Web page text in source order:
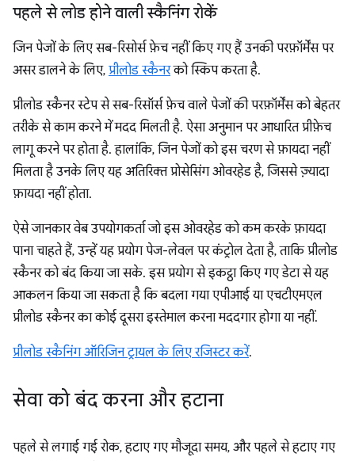
पहले से लोड होने वाली स्कैनिंग रोकें
जिन पेजों के लिए सब-रिसोर्स फ़ेच नहीं किए गए हैं उनकी परफ़ॉर्मेंस पर
असर डालने के लिए, प्रीलोड स्कैनरको स्किप करता है.
प्रीलोड स्कैनर स्टेप से सब-रिसॉर्स फ़ेच वाले पेजों की परफ़ॉर्मेंस को बेहतर
तरीके से काम करने में मदद मिलती है. ऐसा अनुमान पर आधारित प्रीफ़ेच
लागू करने पर होता है. हालांकि, जिन पेजों को इस चरण से फ़ायदा नहीं
मिलता है उनके लिए यह अतिरिक्त प्रोसेसिंग ओवरहेड है, जिससे ज़्यादा
फ़ायदा नहीं होता.
ऐसे जानकार वेब उपयोगकर्ता जो इस ओवरहेड को कम करके फ़ायदा
पाना चाहते हैं, उन्हें यह प्रयोग पेज-लेवल पर कंट्रोल देता है, ताकि प्रीलोड
स्कैनर को बंद किया जा सके. इस प्रयोग से इकट्ठा किए गए डेटा से यह
आकलन किया जा सकता है कि बदला गया एपीआई या एचटीएमएल
प्रीलोड स्कैनर का कोई दूसरा इस्तेमाल करना मददगार होगा या नहीं.
प्रीलोड स्कैनिंग ऑरिजिन ट्रायल के लिए रजिस्टर करें.
सेवा को बंद करना और हटाना
पहले से लगाई गई रोक, हटाए गए मौजूदा समय, और पहले से हटाए गए